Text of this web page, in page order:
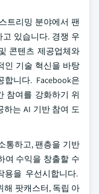
트리밍 분야에서 팬
있습니다. 경쟁 우
콘텐츠 제공업체와
인 기술 혁신을 바탕
합니다. Facebook은
참여를 강화하기 위
하는 AI 기반 참여 도
통하고, 팬층을 기반
여 수익을 창출할 수
용을 우선시합니다.
해 팟캐스터, 독립 아